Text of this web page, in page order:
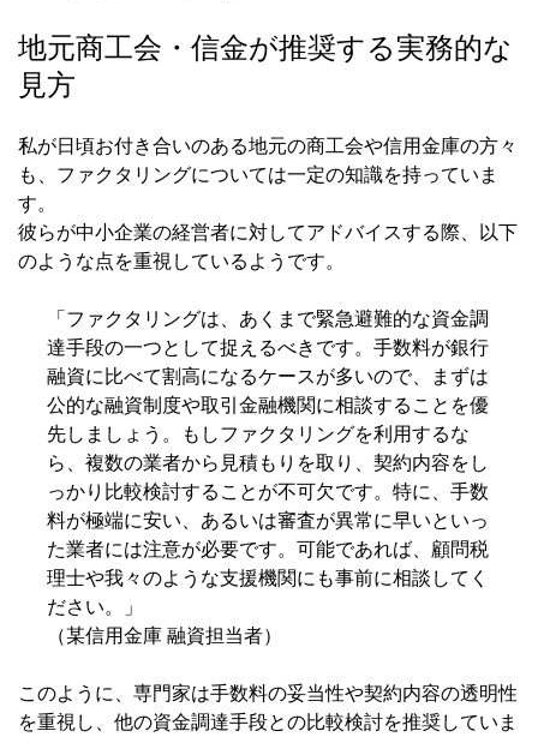
地元商工会・信金が推奨する実務的な
見方
私が日頃お付き合いのある地元の商工会や信用金庫の方々
も、ファクタリングについては一定の知識を持っていま
す。
彼らが中小企業の経営者に対してアドバイスする際、以下
のような点を重視しているようです。
「ファクタリングは、あくまで緊急避難的な資金調
達手段の一つとして捉えるべきです。手数料が銀行
融資に比べて割高になるケースが多いので、まずは
公的な融資制度や取引金融機関に相談することを優
先しましょう。もしファクタリングを利用するな
ら、複数の業者から見積もりを取り、契約内容をし
っかり比較検討することが不可欠です。特に、手数
料が極端に安い、あるいは審査が異常に早いといっ
た業者には注意が必要です。可能であれば、顧問税
理士や我々のような支援機関にも事前に相談してく
ださい。」
（某信用金庫 融資担当者）
このように、専門家は手数料の妥当性や契約内容の透明性
を重視し、他の資金調達手段との比較検討を推奨していま